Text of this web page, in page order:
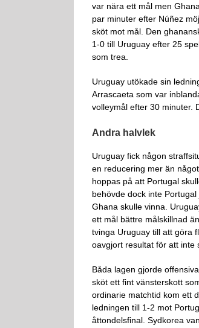
var nära ett mål men
par minuter efter Núñez
sköt mot mål. Den
1-0 till Uruguay efter 25
som trea.
Uruguay utökade sin
Arrascaeta som var
volleymål efter 30 minuter.
Andra halvlek
Uruguay fick någon
en reducering mer än
hoppas på att Portugal
behövde dock inte
Ghana skulle vinna.
ett mål bättre målskillnad
tvinga Uruguay till att göra
oavgjort resultat för att inte
Båda lagen gjorde
sköt ett fint vänsterskott
ordinarie matchtid kom ett
ledningen till 1-2 mot
åttondelsfinal. Sydkorea